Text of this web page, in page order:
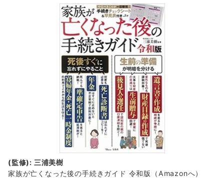
(監修): 三浦美樹
家族が亡くなった後の手続きガイド 令和版（Amazonへ）